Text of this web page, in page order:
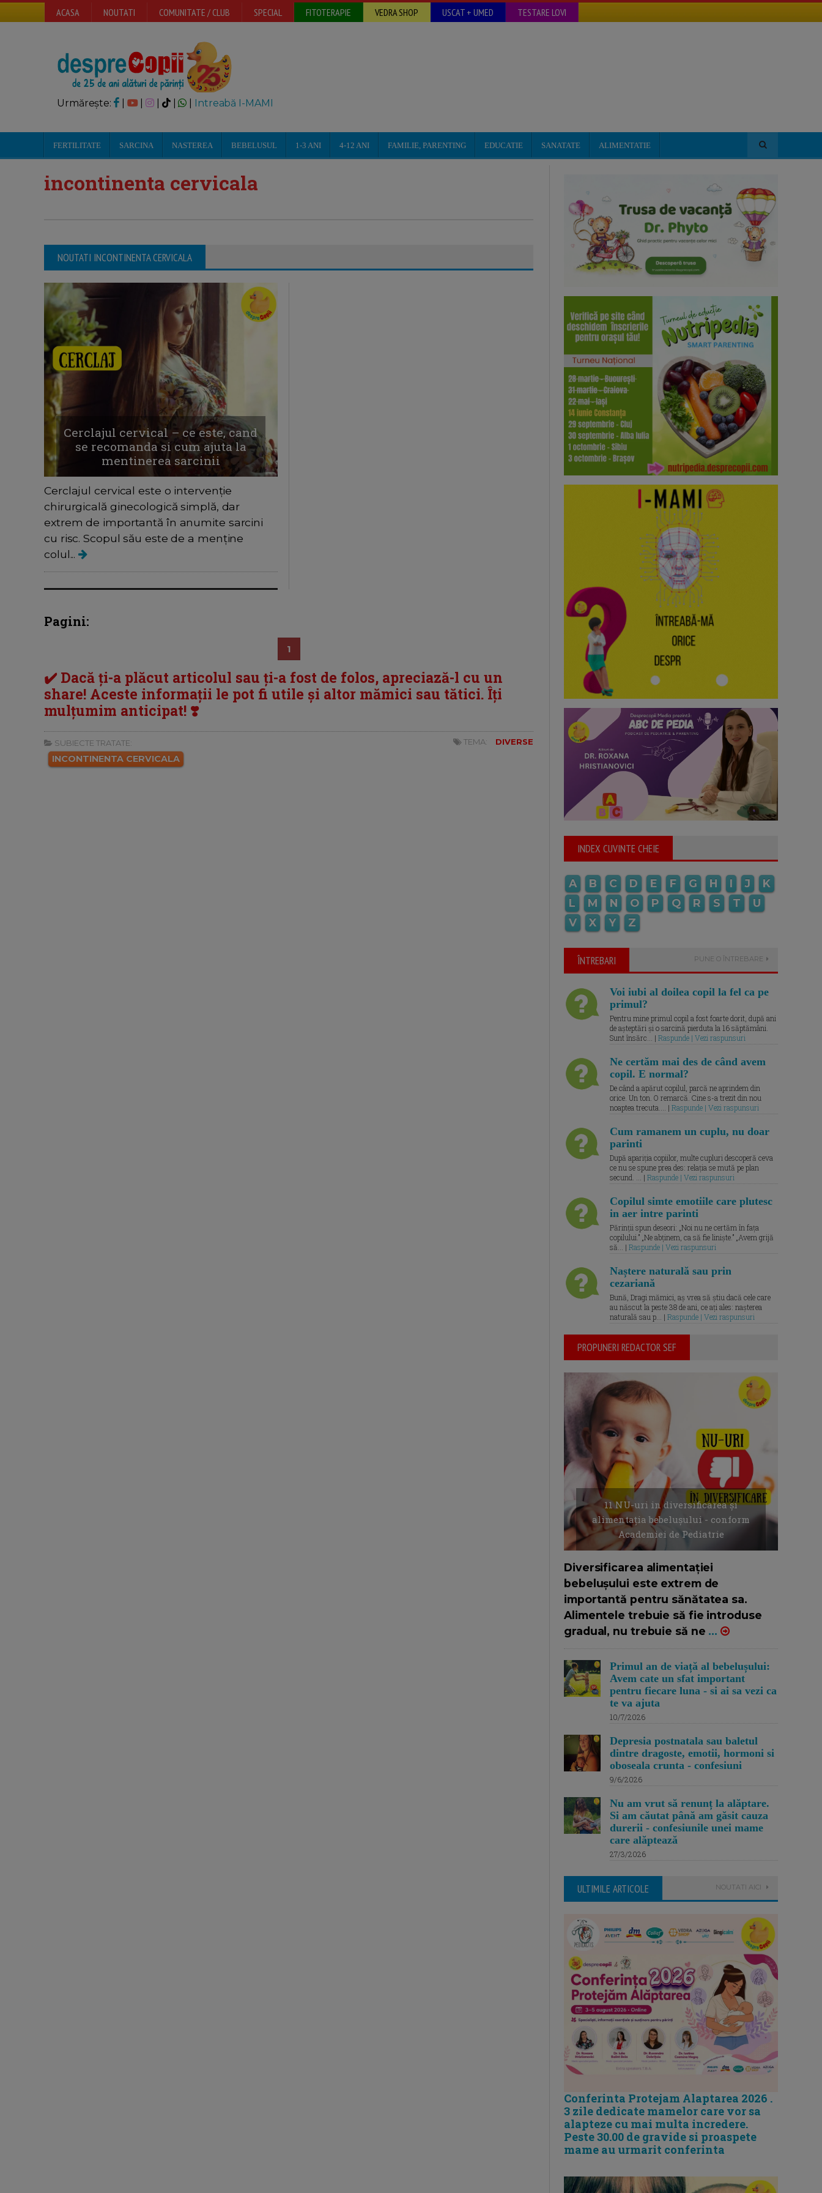
ACASA NOUTATI COMUNITATE / CLUB SPECIAL FITOTERAPIE VEDRA SHOP USCAT + UMED TESTARE LOVI
Urmărește: | | Intreabă I-MAMI
FERTILITATE SARCINA NASTEREA BEBELUSUL 1-3 ANI 4-12 ANI FAMILIE, PARENTING EDUCATIE SANATATE ALIMENTATIE
incontinenta cervicala
NOUTATI INCONTINENTA CERVICALA
Cerclajul cervical – ce este, cand
se recomanda si cum ajuta la
mentinerea sarcinii
Cerclajul cervical este o intervenție
chirurgicală ginecologică simplă, dar
extrem de importantă în anumite sarcini
cu risc. Scopul său este de a menține
colul...
Pagini:
1
✔️ Dacă ți-a plăcut articolul sau ți-a fost de folos, apreciază-l cu un
share! Aceste informații le pot fi utile și altor mămici sau tătici. Îți
mulțumim anticipat! ❣️
SUBIECTE TRATATE:
INCONTINENTA CERVICALA
TEMA: DIVERSE
INDEX CUVINTE CHEIE
A B C D E F G H I J
K
L
M N O P Q R S T
U
V
X Y Z
ÎNTREBARI PUNE O ÎNTREBARE
Voi iubi al doilea copil la fel ca pe
primul?
Pentru mine primul copil a fost foarte dorit, după ani
de așteptări și o sarcină pierduta la 16 săptămâni.
Sunt însărc... | Raspunde | Vezi raspunsuri
Ne certăm mai des de când avem
copil. E normal?
De când a apărut copilul, parcă ne aprindem din
orice. Un ton. O remarcă. Cine s-a trezit din nou
noaptea trecuta.... | Raspunde | Vezi raspunsuri
Cum ramanem un cuplu, nu doar
parinti
După apariția copiilor, multe cupluri descoperă ceva
ce nu se spune prea des: relația se mută pe plan
secund. ... | Raspunde | Vezi raspunsuri
Copilul simte emotiile care plutesc
in aer intre parinti
Părinții spun deseori: „Noi nu ne certăm în fața
copilului.” „Ne abținem, ca să fie liniște.” „Avem grijă
să... | Raspunde | Vezi raspunsuri
Naștere naturală sau prin
cezariană
Bună, Dragi mămici, aș vrea să știu dacă cele care
au născut la peste 38 de ani, ce ați ales: nașterea
naturală sau p... | Raspunde | Vezi raspunsuri
PROPUNERI REDACTOR SEF
11 NU-uri in diversificarea și
alimentația bebelușului - conform
Academiei de Pediatrie
Diversificarea alimentației
bebelușului este extrem de
importantă pentru sănătatea sa.
Alimentele trebuie să fie introduse
gradual, nu trebuie să ne ...
Primul an de viață al bebelușului:
Avem cate un sfat important
pentru fiecare luna - si ai sa vezi ca
te va ajuta
10/7/2026
Depresia postnatala sau baletul
dintre dragoste, emotii, hormoni si
oboseala crunta - confesiuni
9/6/2026
Nu am vrut să renunț la alăptare.
Si am căutat până am găsit cauza
durerii - confesiunile unei mame
care alăptează
27/3/2026
ULTIMILE ARTICOLE NOUTATI AICI
Conferinta Protejam Alaptarea 2026 .
3 zile dedicate mamelor care vor sa
alapteze cu mai multa incredere.
Peste 30.00 de gravide si proaspete
mame au urmarit conferinta